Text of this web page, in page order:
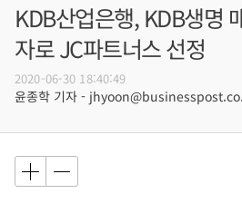
KDB산업은행, KDB생명
자로 JC파트너스 선정
2020-06-30 18:40:49
윤종학 기자 -